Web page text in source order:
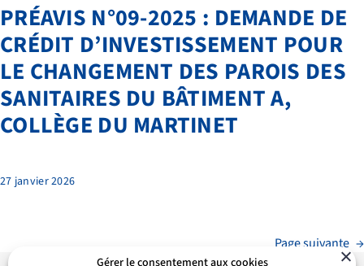
PRÉAVIS N°09-2025 : DEMANDE DE
CRÉDIT D’INVESTISSEMENT POUR
LE CHANGEMENT DES PAROIS DES
SANITAIRES DU BÂTIMENT A,
COLLÈGE DU MARTINET
27 janvier 2026
Page suivante →
Gérer le consentement aux cookies